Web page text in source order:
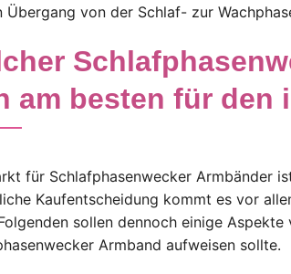
Übergang von der Schlaf- zur
am besten für den
für Schlafphasenwecker Armbänder
Kaufentscheidung kommt es vor
sollen dennoch einige
Armband aufweisen sollte.